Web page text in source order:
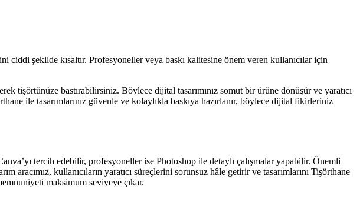
ciddi şekilde kısaltır. Profesyoneller veya baskı kalitesine önem veren kullanıcılar için
tişörtünüze bastırabilirsiniz. Böylece dijital tasarımınız somut bir ürüne dönüşür ve yaratıcı
ile tasarımlarınız güvenle ve kolaylıkla baskıya hazırlanır, böylece dijital fikirleriniz
tercih edebilir, profesyoneller ise Photoshop ile detaylı çalışmalar yapabilir. Önemli
kullanıcıların yaratıcı süreçlerini sorunsuz hâle getirir ve tasarımlarını Tişörthane
maksimum seviyeye çıkar.